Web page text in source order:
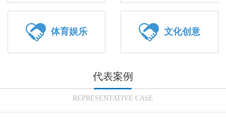
 体育娱乐  文化创意
代表案例
REPRESENTATIVE CASE